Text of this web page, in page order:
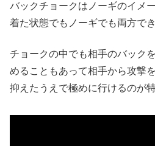
バックチョークはノーギのイメ
着た状態でもノーギでも両方でき
チョークの中でも相手のバック
めることもあって相手から攻撃
抑えたうえで極めに行けるのが特